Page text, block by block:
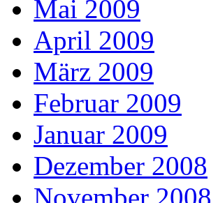
Mai 2009
April 2009
März 2009
Februar 2009
Januar 2009
Dezember 2008